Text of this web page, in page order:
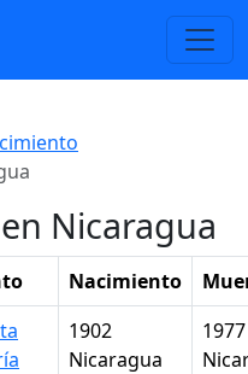
Nicaragua
Nacimiento
1902
Nicaragua
1977